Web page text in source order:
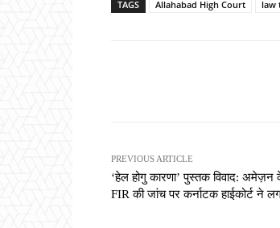
TAGS Allahabad High Court law
PREVIOUS ARTICLE
‘हेल होगु कारणा’ पुस्तक विवाद: अमेज़न
FIR की जांच पर कर्नाटक हाईकोर्ट ने